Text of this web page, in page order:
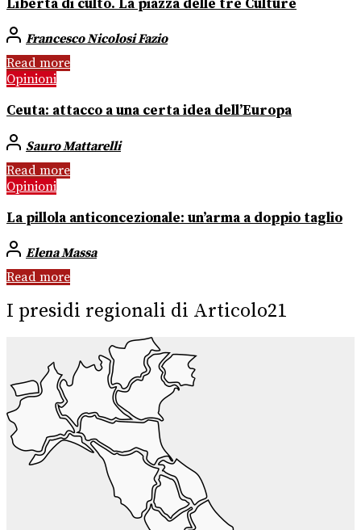
Libertà di culto. La piazza delle tre Culture
Francesco Nicolosi Fazio
Read more
Opinioni
Ceuta: attacco a una certa idea dell’Europa
Sauro Mattarelli
Read more
Opinioni
La pillola anticoncezionale: un’arma a doppio taglio
Elena Massa
Read more
I presidi regionali di Articolo21